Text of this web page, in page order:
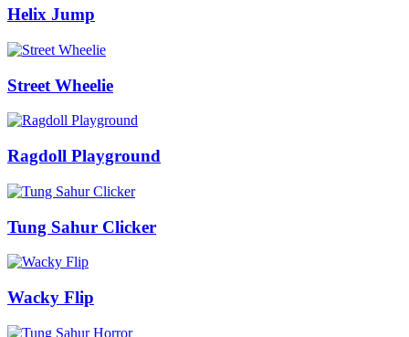
Helix Jump
Street Wheelie
Ragdoll Playground
Tung Sahur Clicker
Wacky Flip